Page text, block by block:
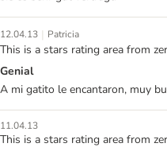
12.04.13 | Patricia
This is a stars rating area from
Genial
A mi gatito le encantaron, muy
11.04.13
This is a stars rating area from